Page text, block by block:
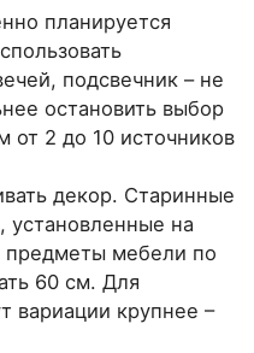
планируется
подсвечник – не
остановить выбор
2 до 10 источников
декор. Старинные
установленные на
мебели по
60 см. Для
вариации крупнее –